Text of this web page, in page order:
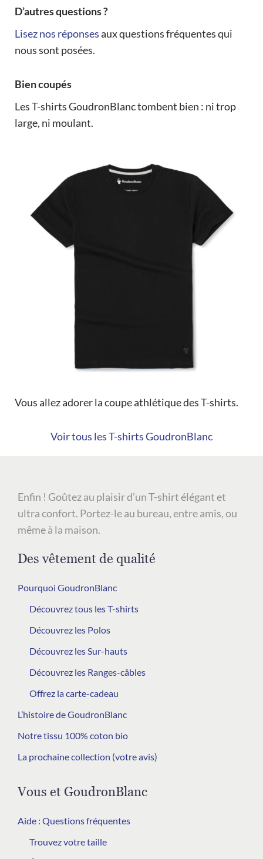
D’autres questions ?
Lisez nos réponsesaux questions fréquentes qui
nous sont posées.
Bien coupés
Les T-shirts GoudronBlanc tombent bien : ni trop
large, ni moulant.
Vous allez adorer la coupe athlétique des T-shirts.
Voir tous les T-shirts GoudronBlanc
Enfin ! Goûtez au plaisir d’un T-shirt élégant et
ultra confort. Portez-le au bureau, entre amis, ou
même à la maison.
Des vêtement de qualité
Pourquoi GoudronBlanc
Découvrez tous les T-shirts
Découvrez les Polos
Découvrez les Sur-hauts
Découvrez les Ranges-câbles
Offrez la carte-cadeau
L’histoire de GoudronBlanc
Notre tissu 100% coton bio
La prochaine collection (votre avis)
Vous et GoudronBlanc
Aide : Questions fréquentes
Trouvez votre taille